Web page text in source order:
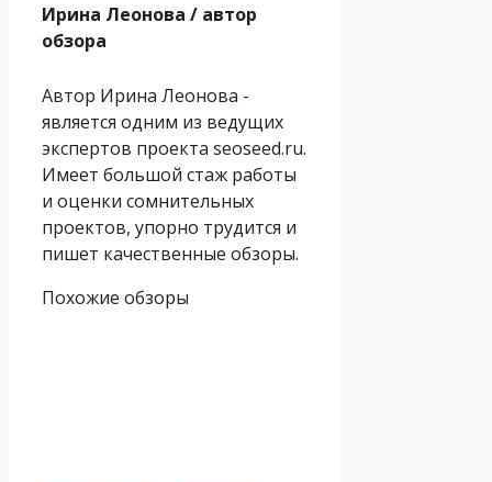
Ирина Леонова / автор
обзора
Автор Ирина Леонова -
является одним из ведущих
экспертов проекта seoseed.ru.
Имеет большой стаж работы
и оценки сомнительных
проектов, упорно трудится и
пишет качественные обзоры.
Похожие обзоры